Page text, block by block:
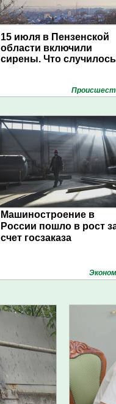
15 июля в Пензенской
области включили
сирены. Что
Машиностроение в
России пошло в рост
счет госзаказа